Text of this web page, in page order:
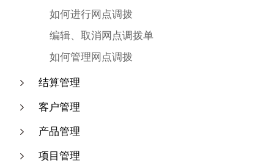
如何进行网点调拨
编辑、取消网点调拨单
如何管理网点调拨
结算管理
客户管理
产品管理
项目管理